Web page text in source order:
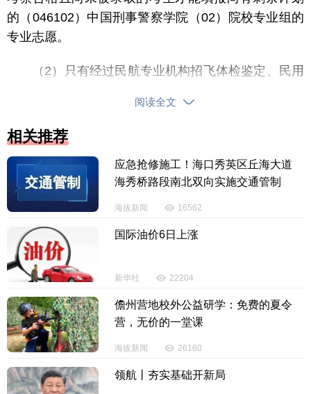
的（046102）中国刑事警察学院（02）院校专业组的
专业志愿。
（2）只有经过民航专业机构招飞体检鉴定、民用
不低于540分，英语单科成绩不低于209分（标准分）
的考生才能填报尚有剩余计划的（077501）南京航空
航天大学（01）院校专业组的专业志愿。
（3）海南师范大学定向五指山市的地方优师专项
计划尚未完成，剩余的计划面向全省已参加海南师范
项）”面试合格尚未被录取的考生进行征集志愿。
（4）海南医科大学免费定向本科医学生招生定向
到五指山市的计划尚未完成，剩余的计划面向全省已
申请并符合定向免费医学生报考资格尚未被录取的考
生（合格考生报考卡号见附表5）征集志愿。
4.投档成绩达到部分特殊类型招生投档最低录取
控制分数线568分且参加军队院校招生政治考核通过、
阅读全文
相关推荐
应急抢修施工！海口秀英区丘海大道
海秀桥路段南北双向实施交通管制
海拔新闻 16562
国际油价6日上涨
新华社 22204
儋州营地校外公益研学：免费的夏令
营，无价的一堂课
海拔新闻 26160
领航丨夯实基础开新局